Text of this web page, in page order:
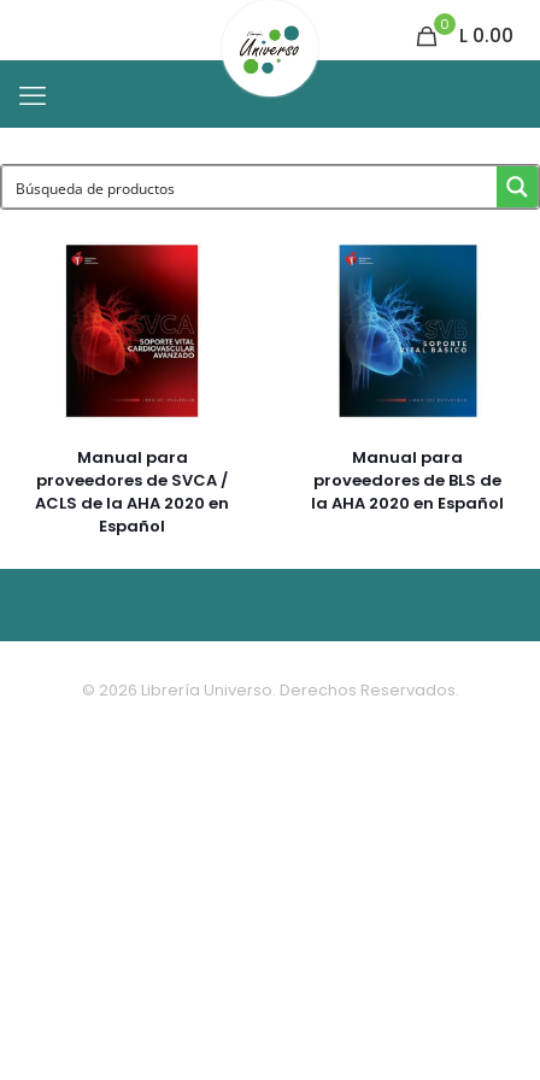
0 L 0.00
Manual para
proveedores de SVCA /
ACLS de la AHA 2020 en
Español
Manual para
proveedores de BLS de
la AHA 2020 en Español
© 2026 Librería Universo. Derechos Reservados.